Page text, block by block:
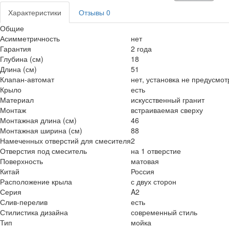
Характеристики Отзывы 0
Общие
Асимметричность
нет
Гарантия
2 года
Глубина (см)
18
Длина (см)
51
Клапан-автомат
нет, установка не
Крыло
есть
Материал
искусственный гранит
Монтаж
встраиваемая сверху
Монтажная длина (см)
46
Монтажная ширина (см)
88
Намеченных отверстий для смесителя2
Отверстия под смеситель
на 1 отверстие
Поверхность
матовая
Китай
Россия
Расположение крыла
с двух сторон
Серия
A2
Слив-перелив
есть
Стилистика дизайна
современный стиль
Тип
мойка